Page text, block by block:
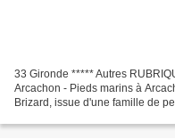
33 Gironde ***** Autres
Arcachon - Pieds marins à
Brizard, issue d'une famille de